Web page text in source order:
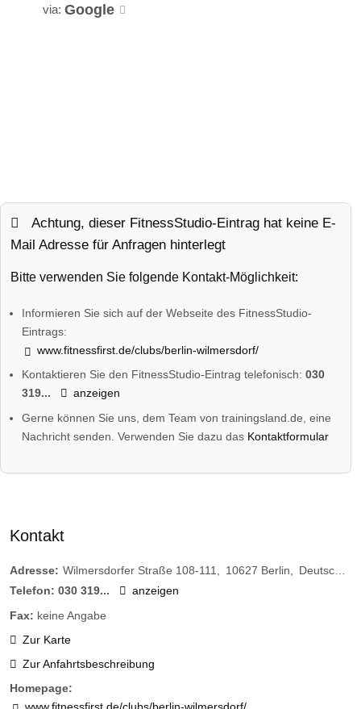
via: Google
Achtung, dieser FitnessStudio-Eintrag hat keine E-
Mail Adresse für Anfragen hinterlegt
Bitte verwenden Sie folgende Kontakt-Möglichkeit:
Informieren Sie sich auf der Webseite des FitnessStudio-
Eintrags:
www.fitnessfirst.de/clubs/berlin-wilmersdorf/
Kontaktieren Sie den FitnessStudio-Eintrag telefonisch:030
319...
anzeigen
Gerne können Sie uns, dem Team von trainingsland.de, eine
Nachricht senden. Verwenden Sie dazu das Kontaktformular
Kontakt
Adresse: Wilmersdorfer Straße 108-111 10627 Berlin
Deutschland
Telefon: 030 319...
anzeigen
Fax: keine Angabe
Zur Karte
Zur Anfahrtsbeschreibung
Homepage: